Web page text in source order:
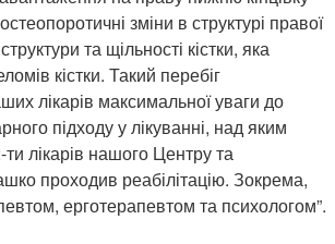
зміни в структурі правої
та щільності кістки, яка
кістки. Такий перебіг
лікарів максимальної уваги до
підходу у лікуванні, над яким
лікарів нашого Центру та
проходив реабілітацію. Зокрема,
ерготерапевтом та психологом”.